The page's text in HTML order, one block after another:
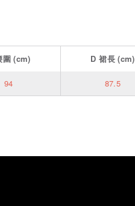
圍(cm) D裙長(cm)
94 87.5